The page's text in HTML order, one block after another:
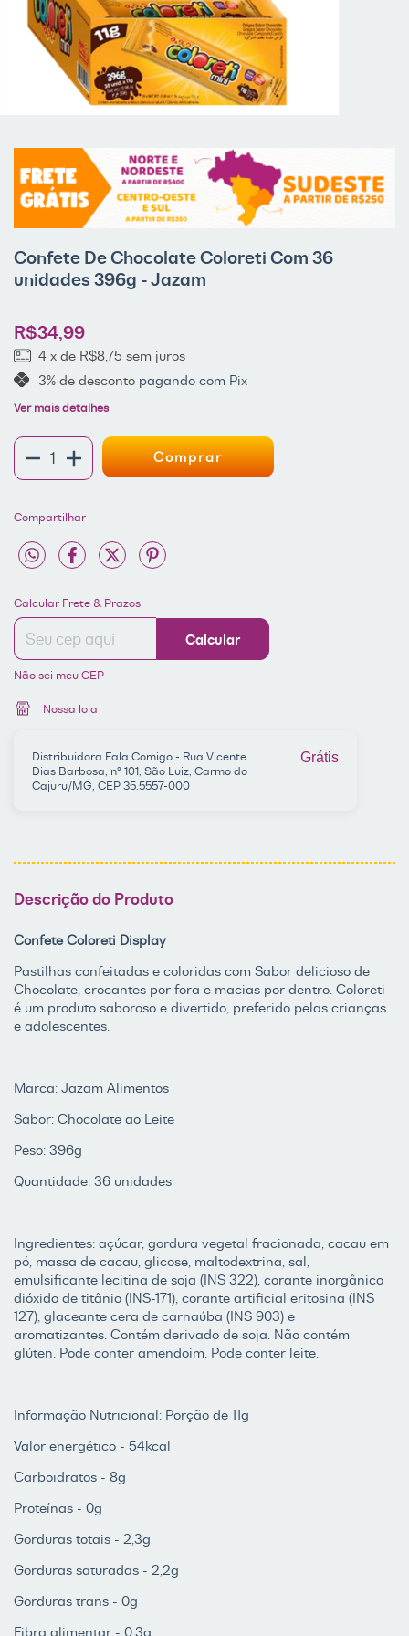
Confete De Chocolate Coloreti Com 36
unidades 396g - Jazam
R$34,99
4 x de R$8,75 sem juros
3% de descontopagando com Pix
Ver mais detalhes
Compartilhar
Entregas para o CEP:
Calcular Frete & Prazos
Calcular
Não sei meu CEP
Nossa loja
Distribuidora Fala Comigo - Rua Vicente
Dias Barbosa, nº 101, São Luiz, Carmo do
Cajuru/MG, CEP 35.5557-000
Grátis
Descrição do Produto
Confete Coloreti Display
Pastilhas confeitadas e coloridas com Sabor delicioso de
Chocolate, crocantes por fora e macias por dentro. Coloreti
é um produto saboroso e divertido, preferido pelas crianças
e adolescentes.
Marca: Jazam Alimentos
Sabor: Chocolate ao Leite
Peso: 396g
Quantidade: 36 unidades
Ingredientes: açúcar, gordura vegetal fracionada, cacau em
pó, massa de cacau, glicose, maltodextrina, sal,
emulsificante lecitina de soja (INS 322), corante inorgânico
dióxido de titânio (INS-171), corante artificial eritosina (INS
127), glaceante cera de carnaúba (INS 903) e
aromatizantes. Contém derivado de soja. Não contém
glúten. Pode conter amendoim. Pode conter leite.
Informação Nutricional: Porção de 11g
Valor energético - 54kcal
Carboidratos - 8g
Proteínas - 0g
Gorduras totais - 2,3g
Gorduras saturadas - 2,2g
Gorduras trans - 0g
Fibra alimentar - 0,3g